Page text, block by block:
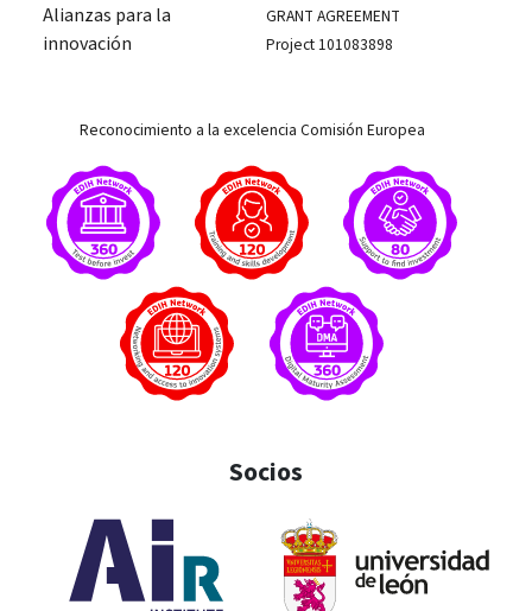
Alianzas para la
innovación
GRANT AGREEMENT
Project 101083898
Reconocimiento a la excelencia Comisión Europea
Socios